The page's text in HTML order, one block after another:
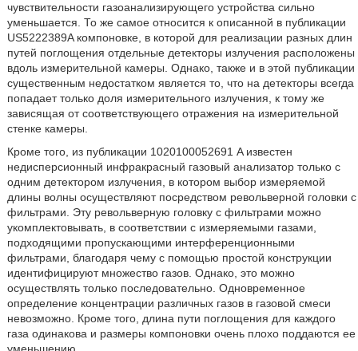
чувствительности газоанализирующего устройства сильно
уменьшается. То же самое относится к описанной в публикации
US5222389A компоновке, в которой для реализации разных длин
путей поглощения отдельные детекторы излучения расположены
вдоль измерительной камеры. Однако, также и в этой публикации
существенным недостатком является то, что на детекторы всегда
попадает только доля измерительного излучения, к тому же
зависящая от соответствующего отражения на измерительной
стенке камеры.
Кроме того, из публикации 1020100052691 A известен
недисперсионный инфракрасный газовый анализатор только с
одним детектором излучения, в котором выбор измеряемой
длины волны осуществляют посредством револьверной головки с
фильтрами. Эту револьверную головку с фильтрами можно
укомплектовывать, в соответствии с измеряемыми газами,
подходящими пропускающими интерференционными
фильтрами, благодаря чему с помощью простой конструкции
идентифицируют множество газов. Однако, это можно
осуществлять только последовательно. Одновременное
определение концентрации различных газов в газовой смеси
невозможно. Кроме того, длина пути поглощения для каждого
газа одинакова и размеры компоновки очень плохо поддаются ее